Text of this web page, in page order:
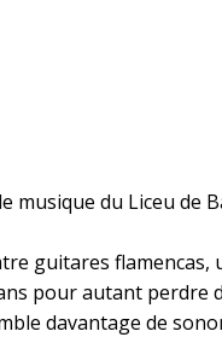
du Liceu de
guitares
pour autant perdre
davantage de